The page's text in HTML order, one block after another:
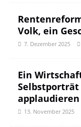
Volk, ein
7. Dezember 2025
Ein
applaudieren
13. November 2025